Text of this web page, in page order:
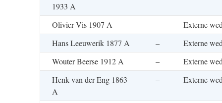
1933 A
Olivier Vis 1907 A –
Externe
Hans Leeuwerik 1877 A
–
Externe
Wouter Beerse 1912 A
–
Externe
Henk van der Eng 1863
A
– Externe